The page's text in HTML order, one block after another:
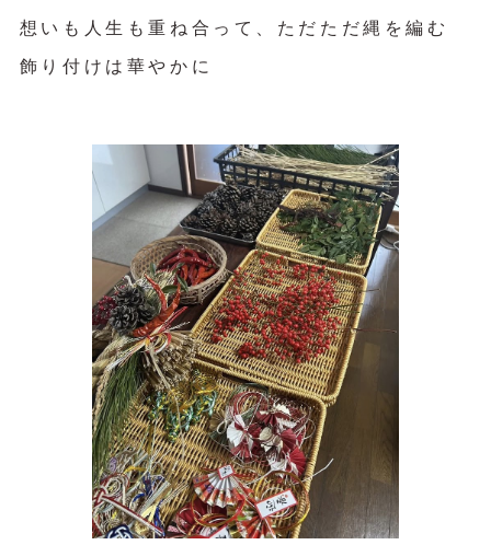
想いも人生も重ね合って、ただただ縄を編む
飾り付けは華やかに